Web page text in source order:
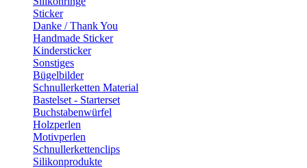
Sticker
Danke / Thank You
Handmade Sticker
Kindersticker
Sonstiges
Bügelbilder
Schnullerketten Material
Bastelset - Starterset
Buchstabenwürfel
Holzperlen
Motivperlen
Schnullerkettenclips
Silikonprodukte